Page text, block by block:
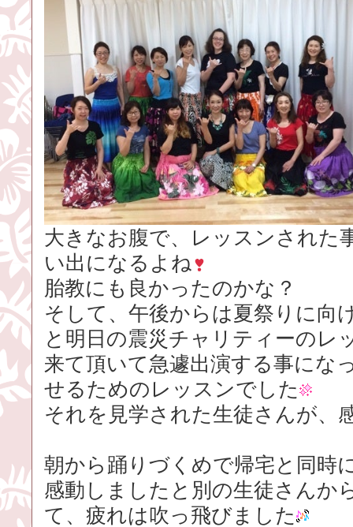
大きなお腹で、レッスンされた
い出になるよね
胎教にも良かったのかな？
そして、午後からは夏祭りに向
と明日の震災チャリティーのレ
来て頂いて急遽出演する事にな
せるためのレッスンでした
それを見学された生徒さんが、
朝から踊りづくめで帰宅と同時
感動しましたと別の生徒さんか
て、疲れは吹っ飛びました